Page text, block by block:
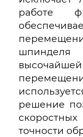
работе
решение
точности